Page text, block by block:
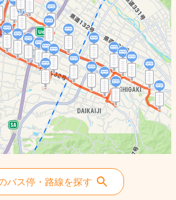
バス停・路線を探す